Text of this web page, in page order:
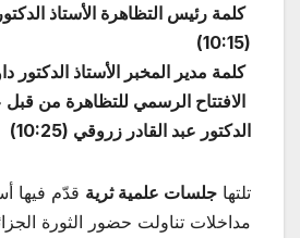
كلمة رئيس التظاهرة الأستاذ
(10:15)
كلمة مدير المخبر الأستاذ الدكتور داود
الافتتاح الرسمي للتظاهرة من قبل
الدكتور عبد القادر زروقي (10:25)
تلتها جلسات علمية ثرية قدّم فيها
مداخلات تناولت حضور الثورة